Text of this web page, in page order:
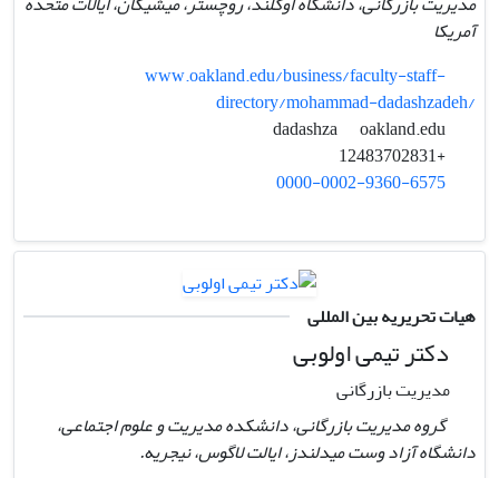
آمریکا
www.oakland.edu/business/faculty-staff-
directory/mohammad-dadashzadeh/
oakland.edu
+12483702831
0000-0002-9360-6575
هیات تحریریه بین المللی
دکتر تیمی اولوبی
مدیریت بازرگانی
گروه مدیریت بازرگانی، دانشکده مدیریت و علوم اجتماعی،
دانشگاه آزاد وست میدلندز، ایالت لاگوس، نیجریه.